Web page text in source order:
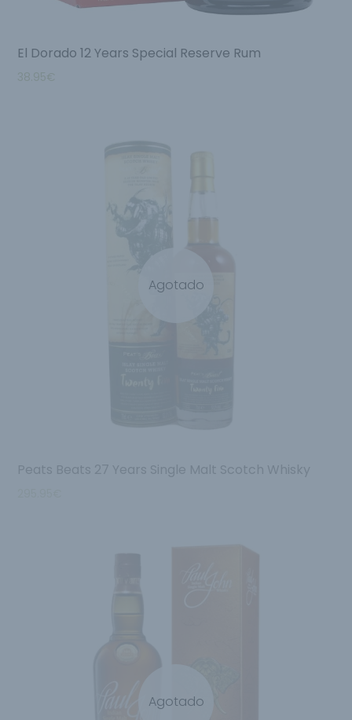
El Dorado 12 Years Special Reserve Rum
38.95€
Agotado
Peats Beats 27 Years Single Malt Scotch Whisky
Agotado